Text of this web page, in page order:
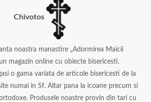
Chivotos
noastra manastire „Adormirea Maicii
magazin online cu obiecte bisericesti.
o gama variata de articole bisericesti de la
numai in Sf. Altar pana la icoane precum si
Produsele noastre provin din tari cu